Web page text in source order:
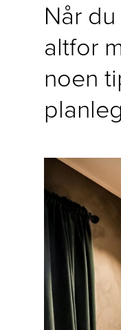
Når
altfor
noen